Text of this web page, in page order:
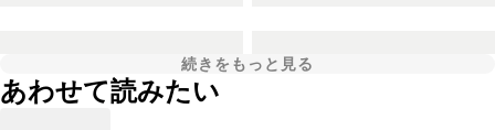
続きをもっと見る
あわせて読みたい